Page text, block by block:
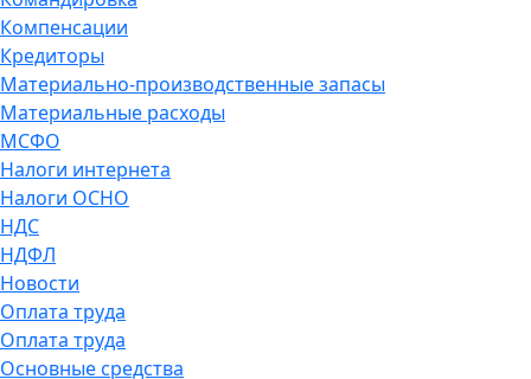
Компенсации
Кредиторы
Материально-производственные запасы
Материальные расходы
МСФО
Налоги интернета
Налоги ОСНО
НДС
НДФЛ
Новости
Оплата труда
Оплата труда
Основные средства